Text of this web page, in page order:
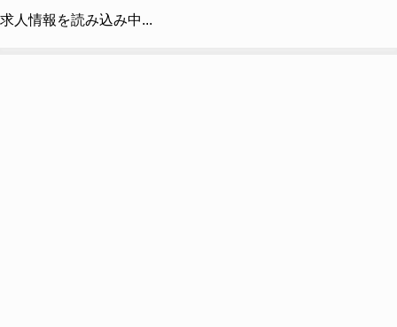
求人情報を読み込み中...